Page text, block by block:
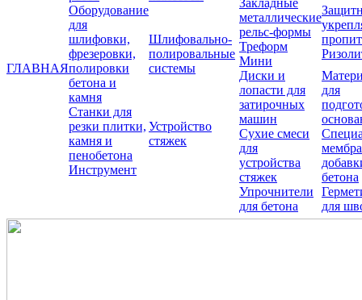
ГЛАВНАЯ
Оборудование
для
шлифовки,
фрезеровки,
полировки
бетона и
камня
Шлифовально-
полировальные
системы
Станки для
резки плитки,
камня и
пенобетона
Устройство
стяжек
Инструмент
Закладные
металлические
рельс-формы
Треформ
Мини
Диски и
лопасти для
затирочных
машин
для
Сухие смеси
для
устройства
стяжек
бетона
Упрочнители
для бетона
для